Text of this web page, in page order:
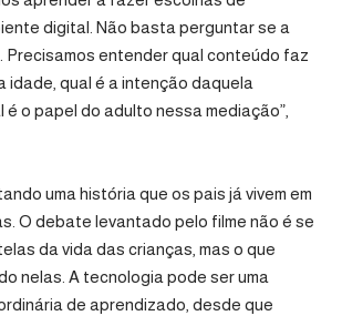
digital. Não basta perguntar se a
Precisamos entender qual conteúdo faz
idade, qual é a intenção daquela
é o papel do adulto nessa mediação”,
uma história que os pais já vivem em
O debate levantado pelo filme não é se
da vida das crianças, mas o que
nelas. A tecnologia pode ser uma
de aprendizado, desde que